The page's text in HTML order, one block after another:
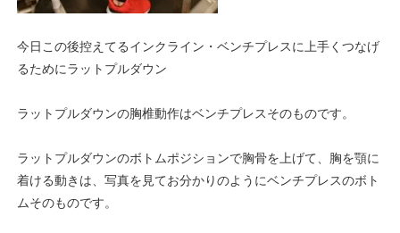
今日この後控えてるインクライン・ベンチプレスに上手くつなげ
るためにラットプルダウン
ラットプルダウンの胸椎動作はベンチプレスそのものです。
ラットプルダウンのボトムポジションで胸骨を上げて、胸を顎に
着ける動きは、写真を見てお分かりのようにベンチプレスのボト
ムそのものです。